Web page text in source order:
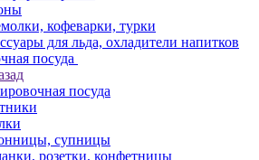
кофеварки, турки
для льда, охладители напитков
посуда
посуда
супницы
розетки, конфетницы